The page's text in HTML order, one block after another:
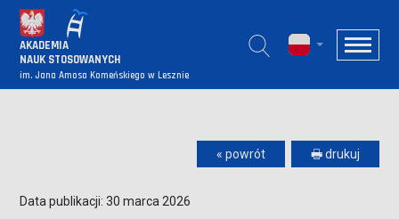
AKADEMIA
NAUK STOSOWANYCH
im. Jana Amosa Komeńskiego w Lesznie
« powrót 🖶 drukuj
Data publikacji: 30 marca 2026